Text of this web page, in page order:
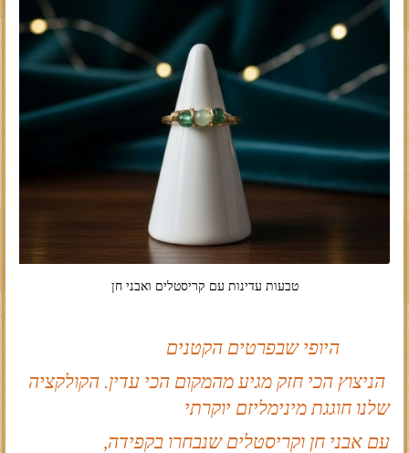
טבעות עדינות עם קריסטלים ואבני חן
היופי שבפרטים הקטנים
הניצוץ הכי חזק מגיע מהמקום הכי עדין. הקולקציה
שלנו חוגגת מינימליזם יוקרתי
עם אבני חן וקריסטלים שנבחרו בקפידה,